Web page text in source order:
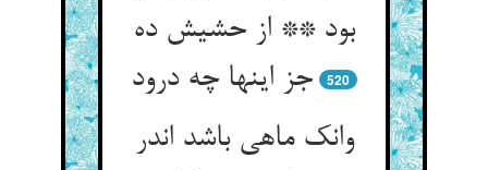
بود ** از حشیش ده
جز اینها چه درود
520
وانک ماهی باشد اندر